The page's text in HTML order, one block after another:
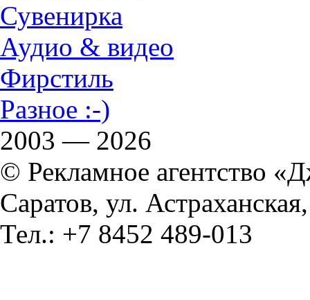
Сувенирка
Аудио & видео
Фирстиль
Разное :-)
2003 — 2026
© Рекламное агентство
Саратов, ул.
Тел.: +7 8452 489-013